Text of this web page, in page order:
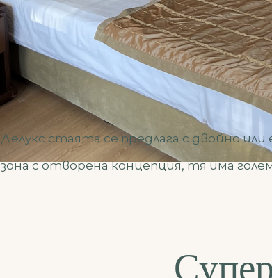
Делукс стаята се предлага с двойно
зона с отворена концепция, тя има